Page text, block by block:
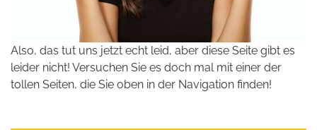
Also, das tut uns jetzt echt leid, aber diese Seite gibt es
leider nicht! Versuchen Sie es doch mal mit einer der
tollen Seiten, die Sie oben in der Navigation finden!